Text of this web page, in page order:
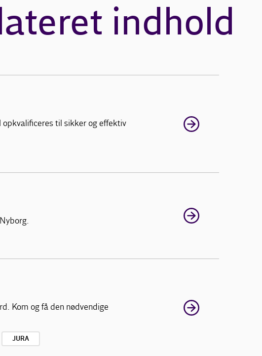
indhold
til sikker og effektiv
Kom og få den nødvendige
JURA